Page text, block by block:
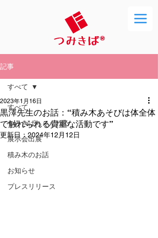
記事
すべて
つみきばちゃんねる
展示会出展
積み木のお話
お知らせ
プレスリリース
すべて
黒澤先生のお話：“積み木あそびは体全体
で触れられる貴重な活動です”
2023年1月16日
更新日： 2024年12月12日